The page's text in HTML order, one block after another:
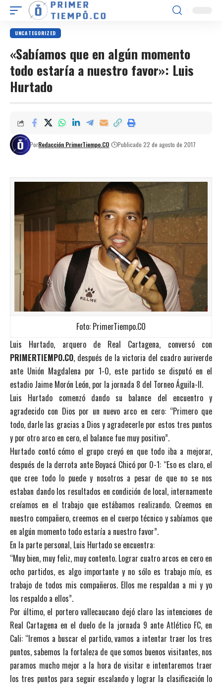
UNCATEGORIZED
«Sabíamos que en algún momento
todo estaría a nuestro favor»: Luis
Hurtado
PorRedacción PrimerTiempo.CO Publicado 22 de agosto de 2017
Foto: PrimerTiempo.CO
Luis Hurtado, arquero de Real Cartagena, conversó con
PRIMERTIEMPO.CO, después de la victoria del cuadro auriverde
ante Unión Magdalena por 1-0, este partido se disputó en el
estadio Jaime Morón León, por la jornada 8 del Torneo Águila-II.
Luis Hurtado comenzó dando su balance del encuentro y
agradecido con Dios por un nuevo arco en cero: “Primero que
todo, darle las gracias a Dios y agradecerle por estos tres puntos
y por otro arco en cero, el balance fue muy positivo”.
Hurtado contó cómo el grupo creyó en que todo iba a mejorar,
después de la derrota ante Boyacá Chicó por 0-1: “Eso es claro, el
que cree todo lo puede y nosotros a pesar de que no se nos
estaban dando los resultados en condición de local, internamente
creíamos en el trabajo que estábamos realizando. Creemos en
nuestro compañero, creemos en el cuerpo técnico y sabíamos que
en algún momento todo estaría a nuestro favor”.
En la parte personal, Luis Hurtado se encuentra:
“Muy bien, muy feliz, muy contento. Lograr cuatro arcos en cero en
ocho partidos, es algo importante y no sólo es trabajo mío, es
trabajo de todos mis compañeros. Ellos me respaldan a mi y yo
los respaldo a ellos”.
Por último, el portero vallecaucano dejó claro las intenciones de
Real Cartagena en el duelo de la jornada 9 ante Atlético FC, en
Cali: “Iremos a buscar el partido, vamos a intentar traer los tres
puntos, sabemos la fortaleza de que somos buenos visitantes, nos
paramos mucho mejor a la hora de visitar e intentaremos traer
los tres puntos para seguir escalando y lograr la clasificación lo